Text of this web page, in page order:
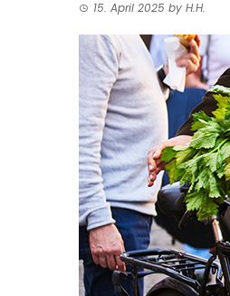
15. April 2025 by H.H.